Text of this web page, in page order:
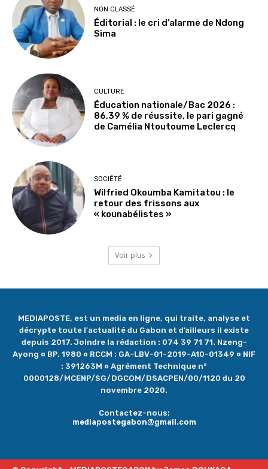
NON CLASSÉ
Éditorial : le cri d’alarme de Ndong
Sima
CULTURE
Éducation nationale/Bac 2026 :
86,39 % de réussite, le pari gagné
de Camélia Ntoutoume Leclercq
SOCIÉTÉ
Wilfried Okoumba Kamitatou : le
retour des frissons aux
« kounabélistes »
Voir plus
MEDIAPOSTE, est un media en ligne, qui traite, analyse et
décrypte toute l'actualité du Gabon et d’ailleurs il existe
depuis 2017. Joindre la rédaction : 074 39 71 71. Nzeng-
Ayong ¤ BP. 1980 ¤ RCCM : GA-LBV-01-2019-A10-01349 ¤ NIF
: 391263M ¤ Agrément Technique n°
0000128/MCENP/SG/DGCOM/DSACPEN/00/1120 du 20
novembre 2020.
Contactez-nous:
mediapostegabon@gmail.com